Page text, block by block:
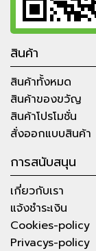
สินค้า
สินค้าทั้งหมด
สินค้าของขวัญ
สินค้าโปรโมชั่น
สั่งออกแบบสินค้า
การสนับสนุน
เกี่ยวกับเรา
แจ้งชำระเงิน
Cookies-policy
Privacys-policy